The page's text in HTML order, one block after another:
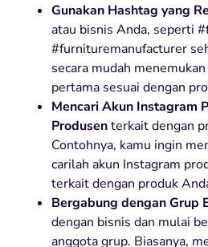
Gunakan Hashtag yang
atau bisnis Anda, seperti
#furnituremanufacturer
secara mudah
pertama sesuai dengan
Mencari Akun Instagram
Produsenterkait dengan
Contohnya, kamu ingin
carilah akun Instagram
terkait dengan produk
Bergabung dengan Grup
dengan bisnis dan mulai
anggota grup. Biasanya,